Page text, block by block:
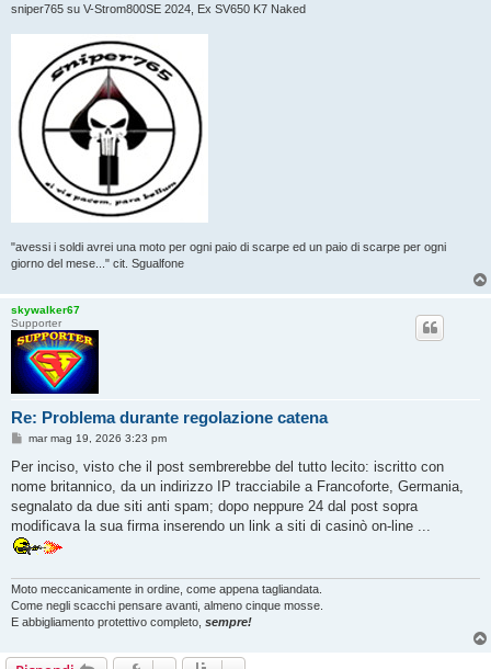
sniper765 su V-Strom800SE 2024, Ex SV650 K7 Naked
"avessi i soldi avrei una moto per ogni paio di scarpe ed un paio di scarpe per ogni
giorno del mese..." cit. Sgualfone
skywalker67
Supporter
Re: Problema durante regolazione catena
M
s
a
g
g
i
o
mar mag 19, 2026 3:23 pm
Per inciso, visto che il post sembrerebbe del tutto lecito: iscritto con
nome britannico, da un indirizzo IP tracciabile a Francoforte, Germania,
segnalato da due siti anti spam; dopo neppure 24 dal post sopra
modificava la sua firma inserendo un link a siti di casinò on-line ...
Moto meccanicamente in ordine, come appena tagliandata.
Come negli scacchi pensare avanti, almeno cinque mosse.
E abbigliamento protettivo completo, sempre!